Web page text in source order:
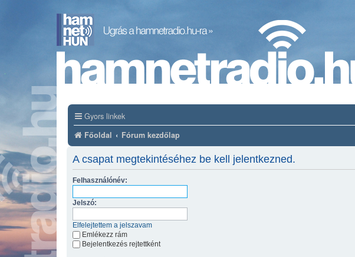
Gyors linkek
Főoldal Fórum kezdőlap
A csapat megtekintéséhez be kell jelentkezned.
Felhasználónév:
Jelszó:
Elfelejtettem a jelszavam
Emlékezz rám
Bejelentkezés rejtettként